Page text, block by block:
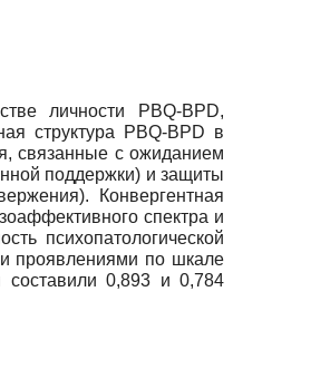
личности PBQ-BPD,
структура PBQ-BPD в
связанные с ожиданием
поддержки) и защиты
Конвергентная
спектра и
психопатологической
проявлениями по шкале
0,893 и 0,784